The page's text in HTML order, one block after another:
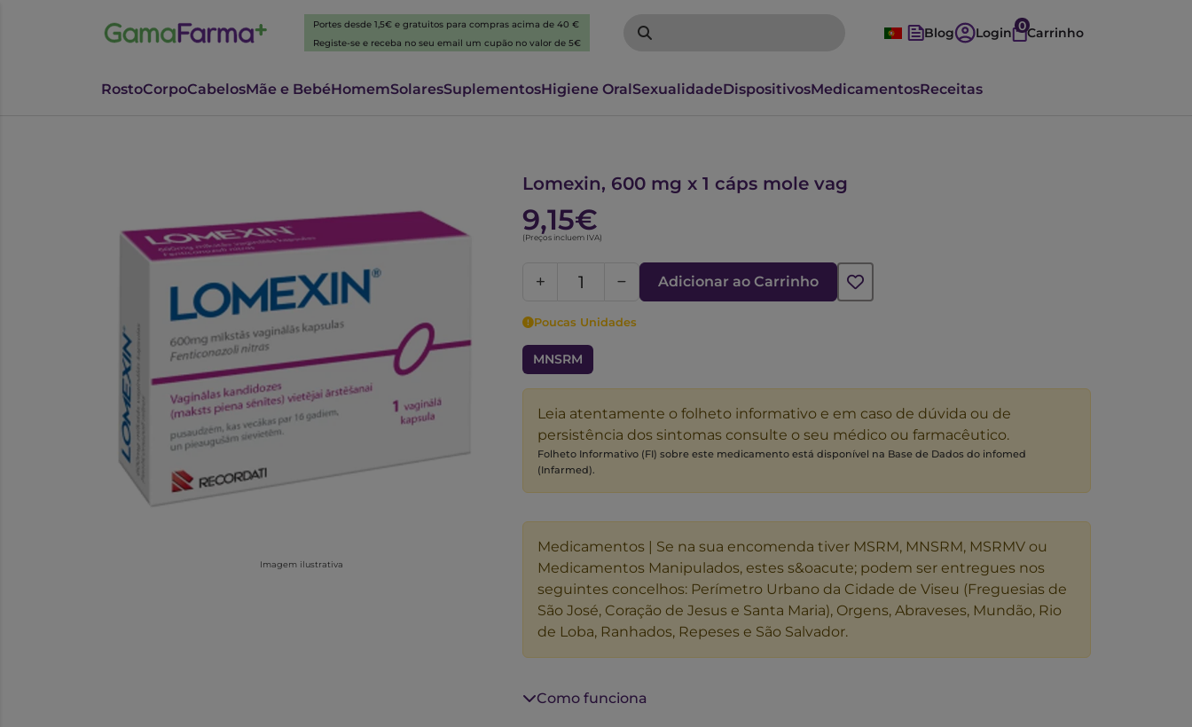
Portes desde 1,5€ e gratuitos para compras acima de 40 €
Registe-se e receba no seu email um cupão no valor de 5€
Blog Login 0Carrinho
RostoCorpoCabelosMãe e BebéHomemSolaresSuplementosHigiene OralSexualidadeDispositivosMedicamentosReceitas
Imagem ilustrativa
Lomexin, 600 mg x 1 cáps mole vag
9,15€
(Preços incluem IVA)
Adicionar ao Carrinho
Poucas Unidades
MNSRM
Leia atentamente o folheto informativo e em caso de dúvida ou de
persistência dos sintomas consulte o seu médico ou farmacêutico.
Folheto Informativo (FI) sobre este medicamento está disponível na Base de Dados do infomed
(Infarmed).
Medicamentos | Se na sua encomenda tiver MSRM, MNSRM, MSRMV ou
Medicamentos Manipulados, estes s&oacute; podem ser entregues nos
seguintes concelhos: Perímetro Urbano da Cidade de Viseu (Freguesias de
São José, Coração de Jesus e Santa Maria), Orgens, Abraveses, Mundão, Rio
de Loba, Ranhados, Repeses e São Salvador.
Como funciona